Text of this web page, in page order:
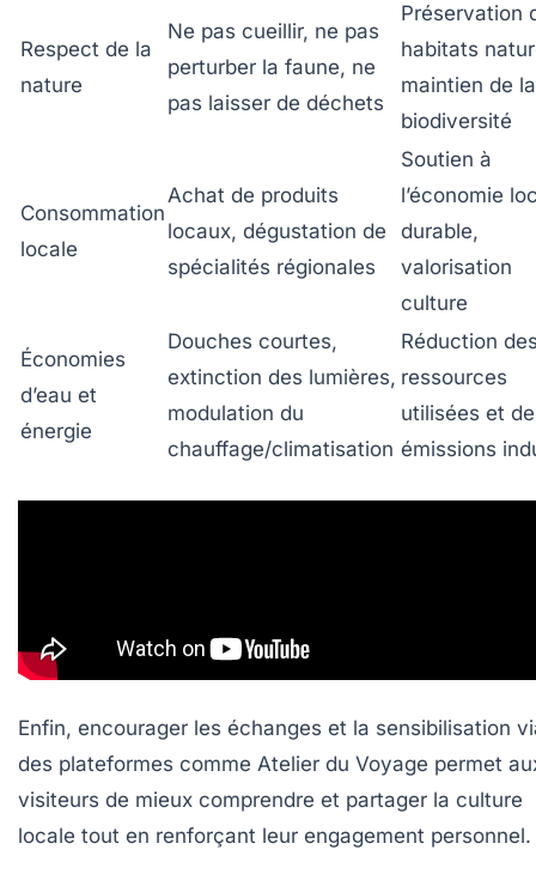
Respect de la
nature
Ne pas cueillir, ne pas
perturber la faune, ne
pas laisser de déchets
Préservation
habitats
maintien de la
biodiversité
Consommation
locale
Achat de produits
locaux, dégustation de
spécialités régionales
Soutien à
l’économie
durable,
valorisation
culture
Économies
d’eau et
énergie
Douches courtes,
extinction des lumières,
modulation du
chauffage/climatisation
Réduction
ressources
utilisées et
émissions
Enfin, encourager les échanges et la sensibilisation
des plateformes comme Atelier du Voyage permet
visiteurs de mieux comprendre et partager la culture
locale tout en renforçant leur engagement personnel.